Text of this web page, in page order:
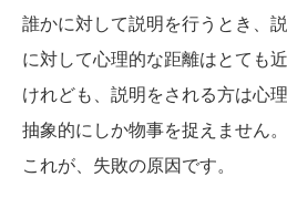
誰かに対して説明を行うとき、
に対して心理的な距離はとても近
けれども、説明をされる方は心
抽象的にしか物事を捉えません。
これが、失敗の原因です。